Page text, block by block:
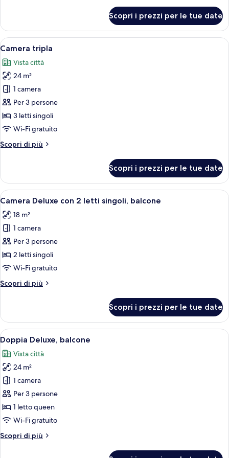
con
letti
Scopri i prezzi per le tue date
Apri
tutte
le
foto
per
Camera
tripla
Una camera d'albergo con due letti,
4
Camera tripla
Vista città
24 m²
1 camera
Per 3 persone
3 letti singoli
Wi-Fi gratuito
Scopri di più
Altri
tripla
Scopri i prezzi per le tue date
Apri
tutte
le
foto
per
Camera
Deluxe
2
balcone
Una camera d'albergo con due letti,
2
Camera Deluxe con 2 letti singoli, balcone
18 m²
1 camera
Per 3 persone
2 letti singoli
Wi-Fi gratuito
Scopri di più
Altri
Deluxe
con
2
letti
singoli,
balcone
Scopri i prezzi per le tue date
Apri
tutte
le
foto
per
Doppia
Deluxe,
balcone
Una camera d'albergo con un letto,
2
Doppia Deluxe, balcone
Vista città
24 m²
1 camera
Per 3 persone
1 letto queen
Wi-Fi gratuito
Scopri di più
Altri